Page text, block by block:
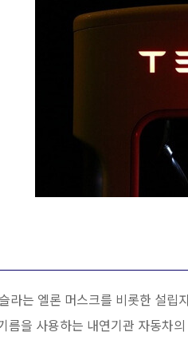
라는 엘론 머스크를 비롯한 설립
름을 사용하는 내연기관 자동차